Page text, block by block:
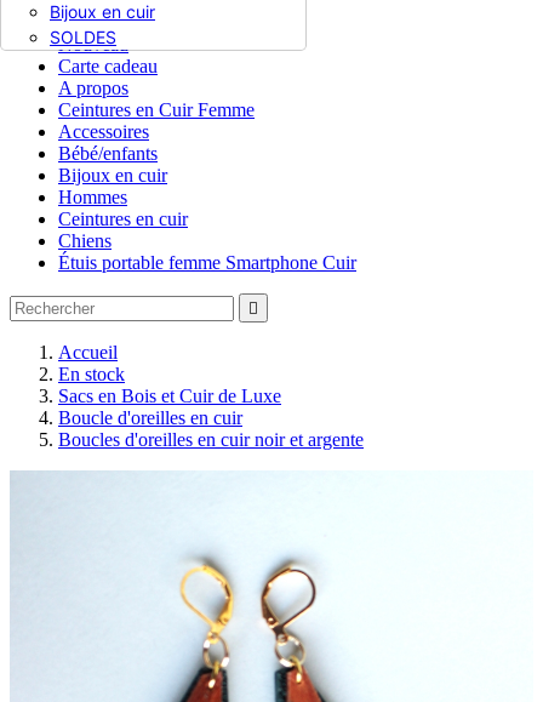
  En stock
Bijoux en cuir
SOLDES
Nouveau
Carte cadeau
A propos
Ceintures en Cuir Femme
Accessoires
Bébé/enfants
Bijoux en cuir
Hommes
Ceintures en cuir
Chiens
Étuis portable femme Smartphone Cuir

Accueil
En stock
Sacs en Bois et Cuir de Luxe
Boucle d'oreilles en cuir
Boucles d'oreilles en cuir noir et argente